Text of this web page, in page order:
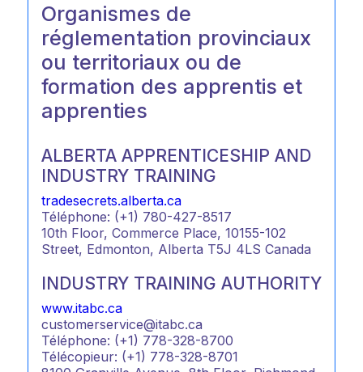
Organismes de
réglementation provinciaux
ou territoriaux ou de
formation des apprentis et
apprenties
ALBERTA APPRENTICESHIP AND
INDUSTRY TRAINING
tradesecrets.alberta.ca
Téléphone: (+1) 780-427-8517
10th Floor, Commerce Place, 10155-102
Street, Edmonton, Alberta T5J 4LS Canada
INDUSTRY TRAINING AUTHORITY
www.itabc.ca
customerservice@itabc.ca
Téléphone: (+1) 778-328-8700
Télécopieur: (+1) 778-328-8701